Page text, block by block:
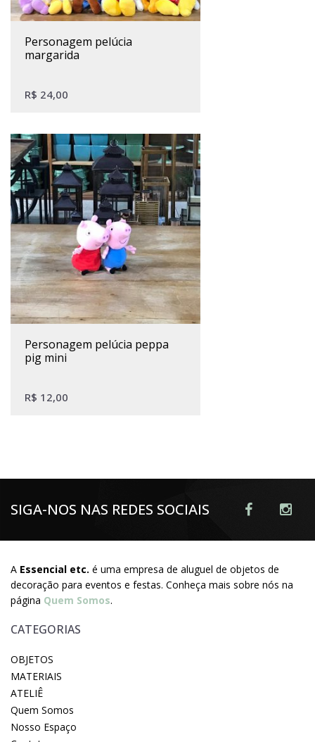
personagem pelúcia
margarida
R$ 24,00
personagem pelúcia peppa
pig mini
R$ 12,00
SIGA-NOS NAS REDES SOCIAIS
A Essencial etc. é uma empresa de aluguel de objetos de
decoração para eventos e festas. Conheça mais sobre nós na
página Quem Somos.
CATEGORIAS
OBJETOS
MATERIAIS
ATELIÊ
Quem Somos
Nosso Espaço